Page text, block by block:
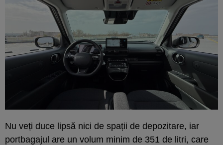
Nu veți duce lipsă nici de spații de depozitare, iar
portbagajul are un volum minim de 351 de litri, care